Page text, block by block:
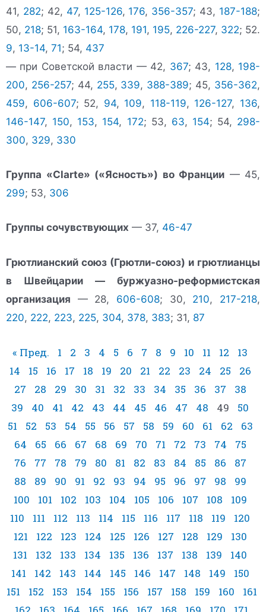
41, 282; 42, 47, 125-126, 176, 356-357; 43, 187-188;
50, 218; 51, 163-164, 178, 191, 195, 226-227, 322; 52.
9, 13-14, 71; 54, 437
— при Советской власти — 42, 367; 43, 128, 198-
200, 256-257; 44, 255, 339, 388-389; 45, 356-362,
459, 606-607; 52, 94, 109, 118-119, 126-127, 136,
146-147, 150, 153, 154, 172; 53, 63, 154; 54, 298-
300, 329, 330
Группа «Clarte» («Ясность») во Франции — 45,
299; 53, 306
Группы сочувствующих — 37, 46-47
Грютлианский союз (Грютли-союз) и грютлианцы
в Швейцарии — буржуазно-реформистская
организация — 28, 606-608; 30, 210, 217-218,
220, 222, 223, 225, 304, 378, 383; 31, 87
« Пред. 1 2 3 4 5 6 7 8 9 10 11 12
13
14
15 16 17 18 19 20 21 22 23 24 25
26
27
28 29 30 31 32 33 34 35 36 37
38
39
40 41 42 43 44 45 46 47 48 49
50
51
52 53 54 55 56 57 58 59 60 61 62
63
64
65 66 67 68 69 70 71 72 73 74
75
76
77 78 79 80 81 82 83 84 85 86
87
88
89 90 91 92 93 94 95 96 97 98
99
100
101 102 103 104 105 106 107 108
109
110
111 112 113 114 115 116 117 118 119
120
121
122 123 124 125 126 127 128 129
130
131
132 133 134 135 136 137 138 139
140
141
142 143 144 145 146 147 148 149
150
151
152 153 154 155 156 157 158 159 160
161